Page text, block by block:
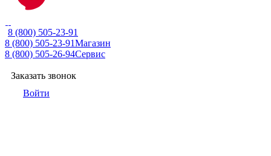
8 (800) 505-23-91
8 (800) 505-23-91Магазин
8 (800) 505-26-94Сервис
Заказать звонок
Войти